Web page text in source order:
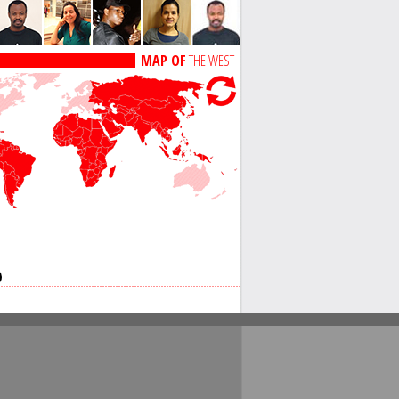
MAP OFTHE WEST